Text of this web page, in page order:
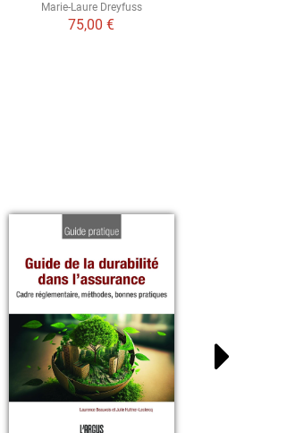
Marie-Laure Dreyfuss
75,00 €